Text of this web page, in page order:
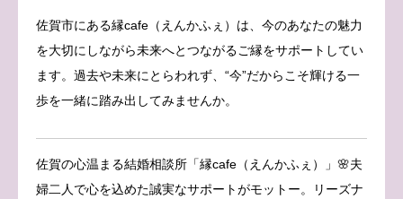
佐賀市にある縁cafe（えんかふぇ）は、今のあなたの魅力
を大切にしながら未来へとつながるご縁をサポートしてい
ます。過去や未来にとらわれず、“今”だからこそ輝ける一
歩を一緒に踏み出してみませんか。
佐賀の心温まる結婚相談所「縁cafe（えんかふぇ）」🌸夫
婦二人で心を込めた誠実なサポートがモットー。リーズナ